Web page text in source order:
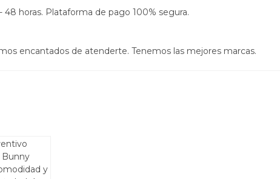
horas. Plataforma de pago 100% segura.
encantados de atenderte. Tenemos las mejores marcas.